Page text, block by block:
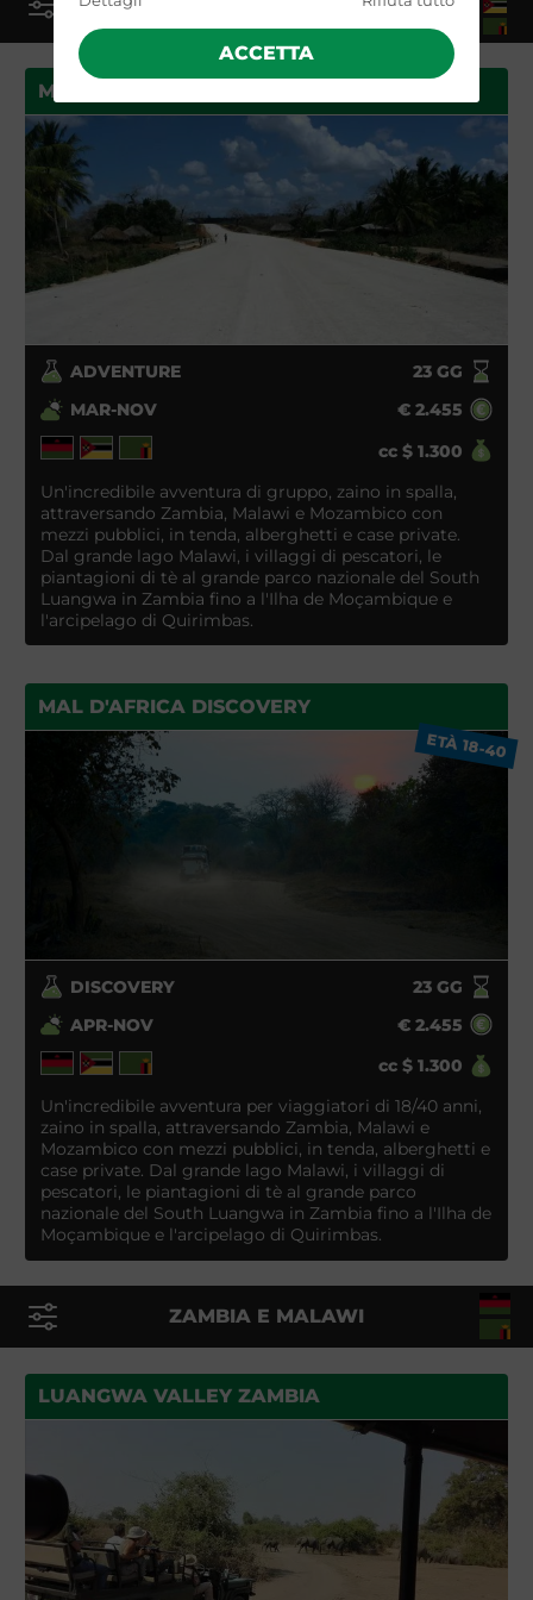
ACCETTA
MAL D'AFRICA
ADVENTURE 23GG
MAR-NOV
€ 2.455
cc $ 1.300
Un'incredibile avventura di gruppo, zaino in spalla,
attraversando Zambia, Malawi e Mozambico con
mezzi pubblici, in tenda, alberghetti e case private.
Dal grande lago Malawi, i villaggi di pescatori, le
piantagioni di tè al grande parco nazionale del South
Luangwa in Zambia fino a l'Ilha de Moçambique e
l'arcipelago di Quirimbas.
MAL D'AFRICA DISCOVERY
ETÀ 18-40
DISCOVERY 23GG
APR-NOV
€ 2.455
cc $ 1.300
Un'incredibile avventura per viaggiatori di 18/40 anni,
zaino in spalla, attraversando Zambia, Malawi e
Mozambico con mezzi pubblici, in tenda, alberghetti e
case private. Dal grande lago Malawi, i villaggi di
pescatori, le piantagioni di tè al grande parco
nazionale del South Luangwa in Zambia fino a l'Ilha de
Moçambique e l'arcipelago di Quirimbas.
ZAMBIA E MALAWI
LUANGWA VALLEY ZAMBIA